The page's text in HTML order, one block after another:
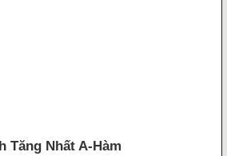
Tăng Nhất A-Hàm